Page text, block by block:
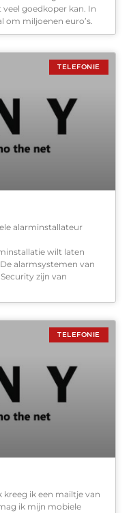
goedkoper kan. In
om miljoenen euro’s.
TELEFONIE
alarminstallateur
wilt laten
alarmsystemen van
zijn van
TELEFONIE
kreeg ik een mailtje van
ik mijn mobiele